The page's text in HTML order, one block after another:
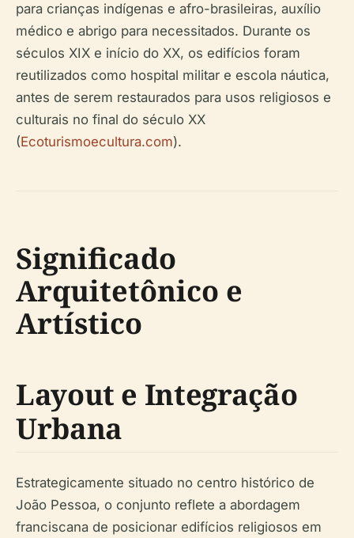
para crianças indígenas e afro-brasileiras, auxílio
médico e abrigo para necessitados. Durante os
séculos XIX e início do XX, os edifícios foram
reutilizados como hospital militar e escola náutica,
antes de serem restaurados para usos religiosos e
culturais no final do século XX
(Ecoturismoecultura.com).
Significado
Arquitetônico e
Artístico
Layout e Integração
Urbana
Estrategicamente situado no centro histórico de
João Pessoa, o conjunto reflete a abordagem
franciscana de posicionar edifícios religiosos em